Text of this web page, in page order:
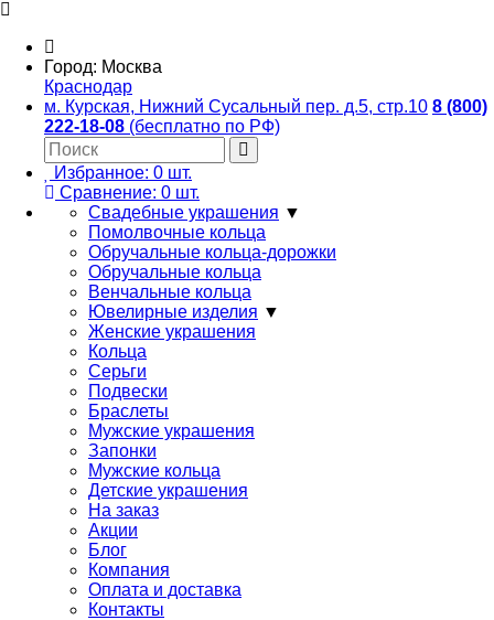
Город: Москва
Краснодар
м. Курская, Нижний Сусальный пер. д.5, стр.10 8 (800)
222-18-08 (бесплатно по РФ)
Избранное: 0 шт.
Сравнение: 0 шт.
Свадебные украшения ▼
Помолвочные кольца
Обручальные кольца-дорожки
Обручальные кольца
Венчальные кольца
Ювелирные изделия ▼
Женские украшения
Кольца
Серьги
Подвески
Браслеты
Мужские украшения
Запонки
Мужские кольца
Детские украшения
На заказ
Акции
Блог
Компания
Оплата и доставка
Контакты